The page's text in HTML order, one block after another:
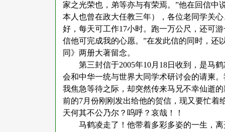
家之光荣也，弟等亦与有荣焉。”他在回信中
本人也曾在政大任教三年），各位老同学关
好，每天可工作17小时。跑一万公尺，还可
信他可完成我的心愿。”在发此信的同时，还
同》两册大著留念。
第三封信于2005年10月18日收到，是马
会和中华一统与世界大同学术研讨会的请柬
我焦急等待之际，却突然传来马兄不幸仙逝
前的7月份刚刚发出给他的贺信，现又要忙着
天何其不公乃尔？呜呼？哀哉！！
马鹤凌走了！他带着多彩多姿的一生，